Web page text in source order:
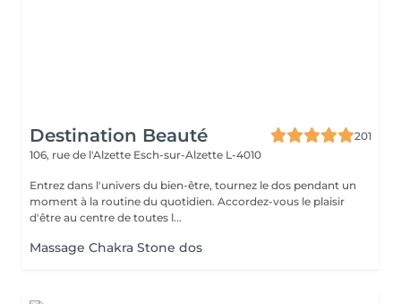
Destination Beauté
201
106, rue de l'Alzette Esch-sur-Alzette L-4010
Entrez dans l'univers du bien-être, tournez le dos pendant un
moment à la routine du quotidien. Accordez-vous le plaisir
d'être au centre de toutes l...
Massage Chakra Stone dos